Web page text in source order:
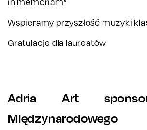
Wspieramy przyszłość muzyki
Gratulacje dla laureatów
Adria Art
Międzynarodowego